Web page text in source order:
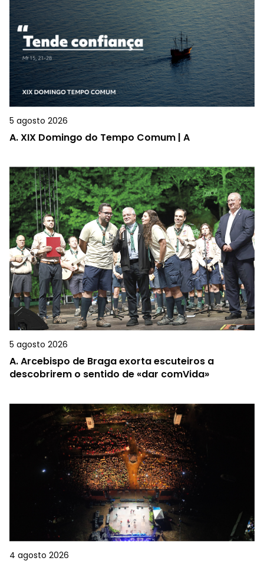
5 agosto 2026
A.XIX Domingo do Tempo Comum | A
5 agosto 2026
A.Arcebispo de Braga exorta escuteiros a
descobrirem o sentido de «dar comVida»
4 agosto 2026